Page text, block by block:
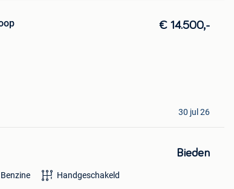
€ 14.500,-
30 jul 26
Bieden
Benzine Handgeschakeld